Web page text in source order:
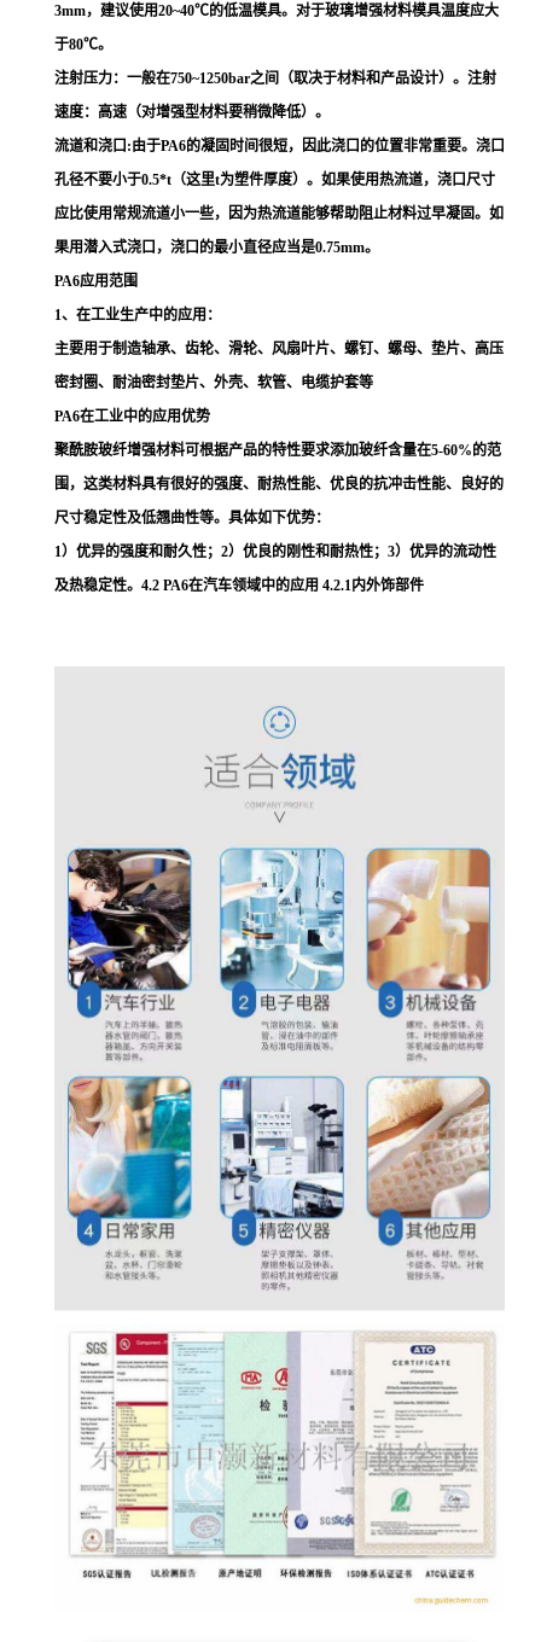
3mm，建议使用20~40℃的低温模具。对于玻璃增强材料模具温度应大
于80℃。
注射压力：一般在750~1250bar之间（取决于材料和产品设计）。注射
速度：高速（对增强型材料要稍微降低）。
流道和浇口:由于PA6的凝固时间很短，因此浇口的位置非常重要。浇口
孔径不要小于0.5*t（这里t为塑件厚度）。如果使用热流道，浇口尺寸
应比使用常规流道小一些，因为热流道能够帮助阻止材料过早凝固。如
果用潜入式浇口，浇口的最小直径应当是0.75mm。
PA6应用范围
1、在工业生产中的应用：
主要用于制造轴承、齿轮、滑轮、风扇叶片、螺钉、螺母、垫片、高压
密封圈、耐油密封垫片、外壳、软管、电缆护套等
PA6在工业中的应用优势
聚酰胺玻纤增强材料可根据产品的特性要求添加玻纤含量在5-60%的范
围，这类材料具有很好的强度、耐热性能、优良的抗冲击性能、良好的
尺寸稳定性及低翘曲性等。具体如下优势：
1）优异的强度和耐久性；2）优良的刚性和耐热性；3）优异的流动性
及热稳定性。4.2 PA6在汽车领域中的应用 4.2.1内外饰部件